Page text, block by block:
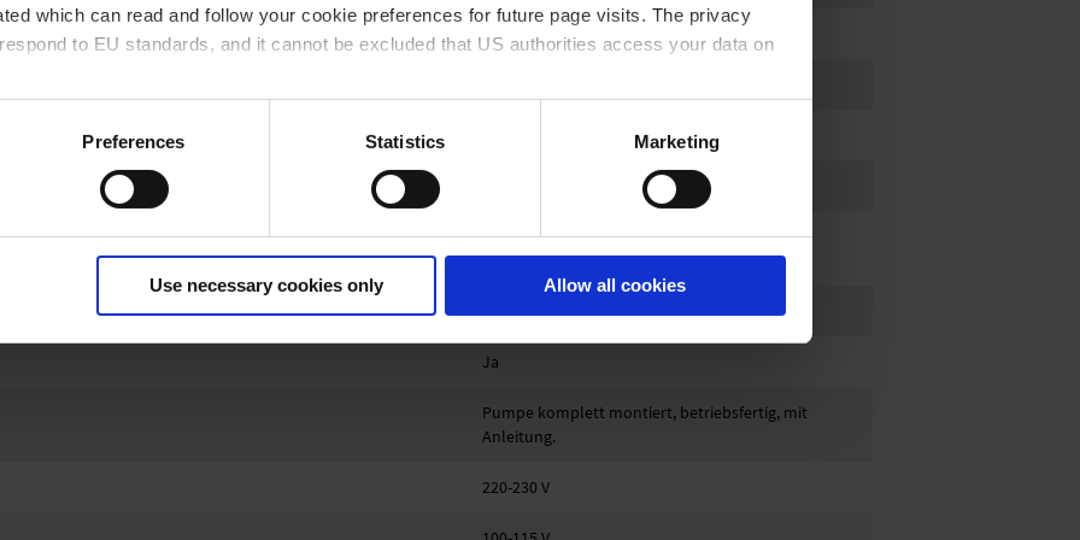
which can read and follow your cookie preferences for future page visits. The privacy
to EU standards, and it cannot be excluded that US authorities access your data on
and the use of your personal data please visit our data privacy statement.
Preferences Statistics Marketing
Use necessary cookies only Allow all cookies
338 mm
1500 Upm/62% (VARIO)/1500 Upm (VARIO-SP)/12500 Upm
41 dBA
II 3/- G Ex h IIC T3 Gc X Internal Atm. only
Ja
Pumpe komplett montiert, betriebsfertig, mit
Anleitung.
220-230 V